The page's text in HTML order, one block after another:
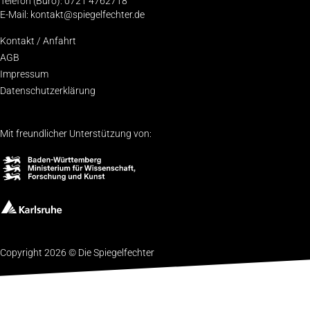
E-Mail: kontakt@spiegelfechter.de
Kon­takt / Anfahrt
AGB
Impres­sum
Daten­schutz­er­klä­rung
Mit freundlicher Unterstützung von:
Copyright 2026 © Die Spiegelfechter